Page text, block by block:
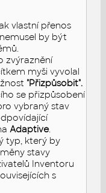
vlastní přenos
by být
zvýraznění
myši vyvolal
"Přizpůsobit".
se přizpůsobení
vybraný stav
Adaptive.
typ, který by
stavy
Inventoru
s